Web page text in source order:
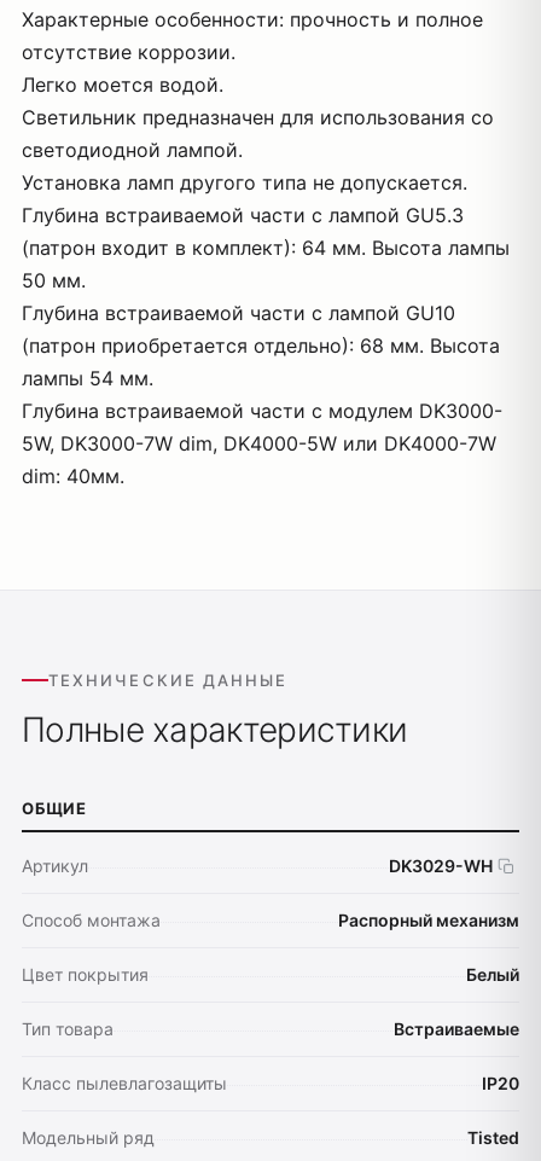
Характерные особенности: прочность и полное
отсутствие коррозии.
Легко моется водой.
Светильник предназначен для использования со
светодиодной лампой.
Установка ламп другого типа не допускается.
Глубина встраиваемой части с лампой GU5.3
(патрон входит в комплект): 64 мм. Высота лампы
50 мм.
Глубина встраиваемой части с лампой GU10
(патрон приобретается отдельно): 68 мм. Высота
лампы 54 мм.
Глубина встраиваемой части с модулем DK3000-
5W, DK3000-7W dim, DK4000-5W или DK4000-7W
dim: 40мм.
ТЕХНИЧЕСКИЕ ДАННЫЕ
Полные характеристики
ОБЩИЕ
Артикул DK3029-WH
Способ монтажа Распорный механизм
Цвет покрытия Белый
Тип товара Встраиваемые
Класс пылевлагозащиты IP20
Модельный ряд Tisted